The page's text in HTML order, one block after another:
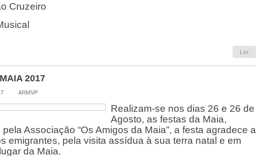
Cruzeiro
Ler
2017
ARMVP
Realizam-se nos dias 26 e 26 de
Agosto, as festas da Maia,
Associação “Os Amigos da Maia”, a festa agradece a
emigrantes, pela visita assídua à sua terra natal e em
da Maia.